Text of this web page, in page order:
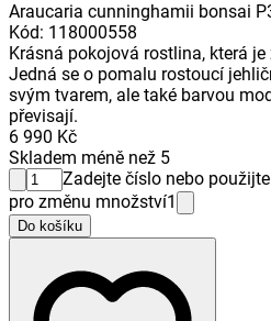
Araucaria cunninghamii bonsai
Kód: 118000558
Krásná pokojová rostlina, která
Jedná se o pomalu rostoucí
svým tvarem, ale také barvou
převisají.
6 990 Kč
Skladem méně než 5
Zadejte číslo nebo
pro změnu množství1
Do košíku